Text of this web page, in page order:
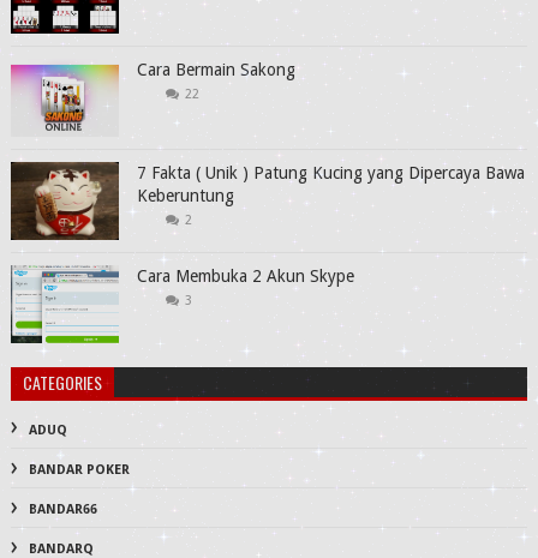
Cara Bermain Sakong
22
7 Fakta ( Unik ) Patung Kucing yang Dipercaya Bawa
Keberuntung
2
Cara Membuka 2 Akun Skype
3
CATEGORIES
ADUQ
BANDAR POKER
BANDAR66
BANDARQ